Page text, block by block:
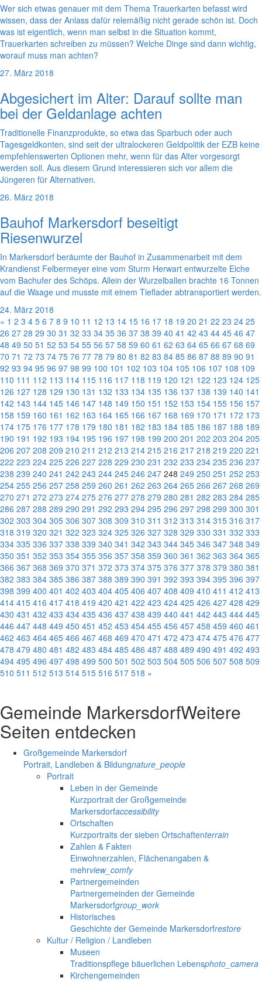
Wer sich etwas genauer mit dem Thema Trauerkarten befasst wird
wissen, dass der Anlass dafür relemäßig nicht gerade schön ist. Doch
was ist eigentlich, wenn man selbst in die Situation kommt,
Trauerkarten schreiben zu müssen? Welche Dinge sind dann wichtig,
worauf muss man achten?
27. März 2018
Abgesichert im Alter: Darauf sollte man
bei der Geldanlage achten
Traditionelle Finanzprodukte, so etwa das Sparbuch oder auch
Tagesgeldkonten, sind seit der ultralockeren Geldpolitik der EZB keine
empfehlenswerten Optionen mehr, wenn für das Alter vorgesorgt
werden soll. Aus diesem Grund interessieren sich vor allem die
Jüngeren für Alternativen.
26. März 2018
Bauhof Markersdorf beseitigt
Riesenwurzel
In Markersdorf beräumte der Bauhof in Zusammenarbeit mit dem
Krandienst Felbermeyer eine vom Sturm Herwart entwurzelte Eiche
vom Bachufer des Schöps. Allein der Wurzelballen brachte 16 Tonnen
auf die Waage und musste mit einem Tieflader abtransportiert werden.
24. März 2018
« 1 2 3 4 5 6 7 8 9 10 11 12 13 14 15 16 17 18 19 20 21 22 23 24 25
26 27 28 29 30 31 32 33 34 35 36 37 38 39 40 41 42 43 44 45 46 47
48 49 50 51 52 53 54 55 56 57 58 59 60 61 62 63 64 65 66 67 68 69
70 71 72 73 74 75 76 77 78 79 80 81 82 83 84 85 86 87 88 89 90 91
92 93 94 95 96 97 98 99 100 101 102 103 104 105 106 107 108 109
110 111 112 113 114 115 116 117 118 119 120 121 122 123 124 125
126 127 128 129 130 131 132 133 134 135 136 137 138 139 140 141
142 143 144 145 146 147 148 149 150 151 152 153 154 155 156 157
158 159 160 161 162 163 164 165 166 167 168 169 170 171 172 173
174 175 176 177 178 179 180 181 182 183 184 185 186 187 188 189
190 191 192 193 194 195 196 197 198 199 200 201 202 203 204 205
206 207 208 209 210 211 212 213 214 215 216 217 218 219 220 221
222 223 224 225 226 227 228 229 230 231 232 233 234 235 236 237
238 239 240 241 242 243 244 245 246 247 248 249 250 251 252 253
254 255 256 257 258 259 260 261 262 263 264 265 266 267 268 269
270 271 272 273 274 275 276 277 278 279 280 281 282 283 284 285
286 287 288 289 290 291 292 293 294 295 296 297 298 299 300 301
302 303 304 305 306 307 308 309 310 311 312 313 314 315 316 317
318 319 320 321 322 323 324 325 326 327 328 329 330 331 332 333
334 335 336 337 338 339 340 341 342 343 344 345 346 347 348 349
350 351 352 353 354 355 356 357 358 359 360 361 362 363 364 365
366 367 368 369 370 371 372 373 374 375 376 377 378 379 380 381
382 383 384 385 386 387 388 389 390 391 392 393 394 395 396 397
398 399 400 401 402 403 404 405 406 407 408 409 410 411 412 413
414 415 416 417 418 419 420 421 422 423 424 425 426 427 428 429
430 431 432 433 434 435 436 437 438 439 440 441 442 443 444 445
446 447 448 449 450 451 452 453 454 455 456 457 458 459 460 461
462 463 464 465 466 467 468 469 470 471 472 473 474 475 476 477
478 479 480 481 482 483 484 485 486 487 488 489 490 491 492 493
494 495 496 497 498 499 500 501 502 503 504 505 506 507 508 509
510 511 512 513 514 515 516 517 518 »
Gemeinde MarkersdorfWeitere
Seiten entdecken
Großgemeinde Markersdorf
Portrait, Landleben & Bildungnature_people
Portrait
Leben in der Gemeinde
Kurzportrait der Großgemeinde
Markersdorfaccessibility
Ortschaften
Kurzportraits der sieben Ortschaftenterrain
Zahlen & Fakten
Einwohnerzahlen, Flächenangaben &
mehrview_comfy
Partnergemeinden
Partnergemeinden der Gemeinde
Markersdorfgroup_work
Historisches
Geschichte der Gemeinde Markersdorfrestore
Kultur / Religion / Landleben
Museen
Traditionspflege bäuerlichen Lebensphoto_camera
Kirchengemeinden